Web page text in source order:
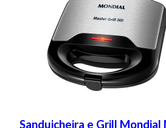
Sanduicheira e Grill